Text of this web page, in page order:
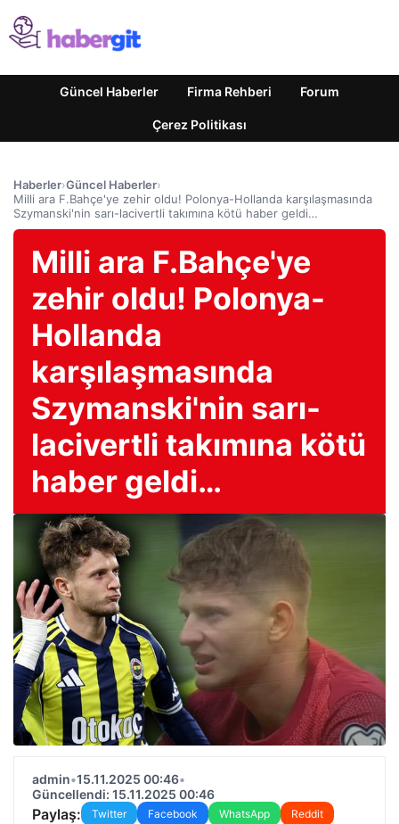
Güncel Haberler Firma Rehberi Forum
Çerez Politikası
Haberler›Güncel Haberler›
Milli ara F.Bahçe'ye zehir oldu! Polonya-Hollanda karşılaşmasında
Szymanski'nin sarı-lacivertli takımına kötü haber geldi…
Milli ara F.Bahçe'ye
zehir oldu! Polonya-
Hollanda
karşılaşmasında
Szymanski'nin sarı-
lacivertli takımına kötü
haber geldi…
admin•15.11.2025 00:46•
Güncellendi: 15.11.2025 00:46
Paylaş: Twitter Facebook WhatsApp
Reddit